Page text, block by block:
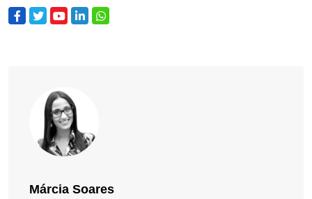
Márcia Soares